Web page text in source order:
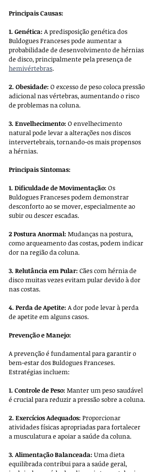
Principais Causas:
1. Genética: A predisposição genética dos
Buldogues Franceses pode aumentar a
probabilidade de desenvolvimento de hérnias
de disco, principalmente pela presença de
hemivértebras.
2. Obesidade: O excesso de peso coloca pressão
adicional nas vértebras, aumentando o risco
de problemas na coluna.
3. Envelhecimento: O envelhecimento
natural pode levar a alterações nos discos
intervertebrais, tornando-os mais propensos
a hérnias.
Principais Sintomas:
1. Dificuldade de Movimentação: Os
Buldogues Franceses podem demonstrar
desconforto ao se mover, especialmente ao
subir ou descer escadas.
2 Postura Anormal: Mudanças na postura,
como arqueamento das costas, podem indicar
dor na região da coluna.
3. Relutância em Pular: Cães com hérnia de
disco muitas vezes evitam pular devido à dor
nas costas.
4. Perda de Apetite: A dor pode levar à perda
de apetite em alguns casos.
Prevenção e Manejo:
A prevenção é fundamental para garantir o
bem-estar dos Buldogues Franceses.
Estratégias incluem:
1. Controle de Peso: Manter um peso saudável
é crucial para reduzir a pressão sobre a coluna.
2. Exercícios Adequados: Proporcionar
atividades físicas apropriadas para fortalecer
a musculatura e apoiar a saúde da coluna.
3. Alimentação Balanceada: Uma dieta
equilibrada contribui para a saúde geral,